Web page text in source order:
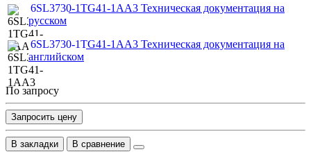
6SL3730-1TG41-1AA3 Техническая документация на
русском
6SL3730-1TG41-1AA3 Техническая документация на
английском
По запросу
Запросить цену
В закладки В сравнение